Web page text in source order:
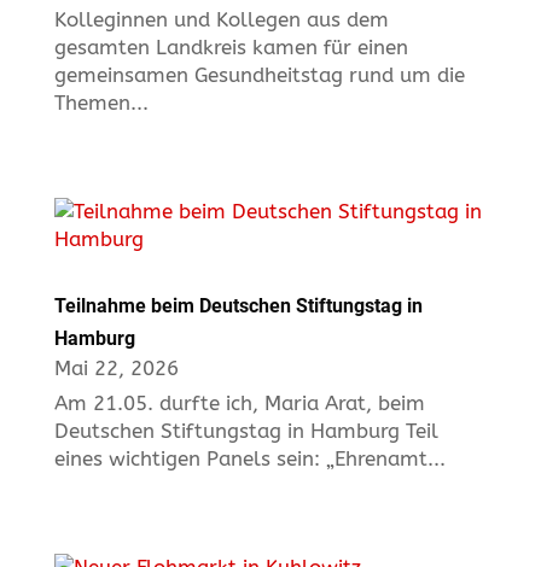
Kolleginnen und Kollegen aus dem
gesamten Landkreis kamen für einen
gemeinsamen Gesundheitstag rund um die
Themen...
Teilnahme beim Deutschen Stiftungstag in
Hamburg
Mai 22, 2026
Am 21.05. durfte ich, Maria Arat, beim
Deutschen Stiftungstag in Hamburg Teil
eines wichtigen Panels sein: „Ehrenamt...